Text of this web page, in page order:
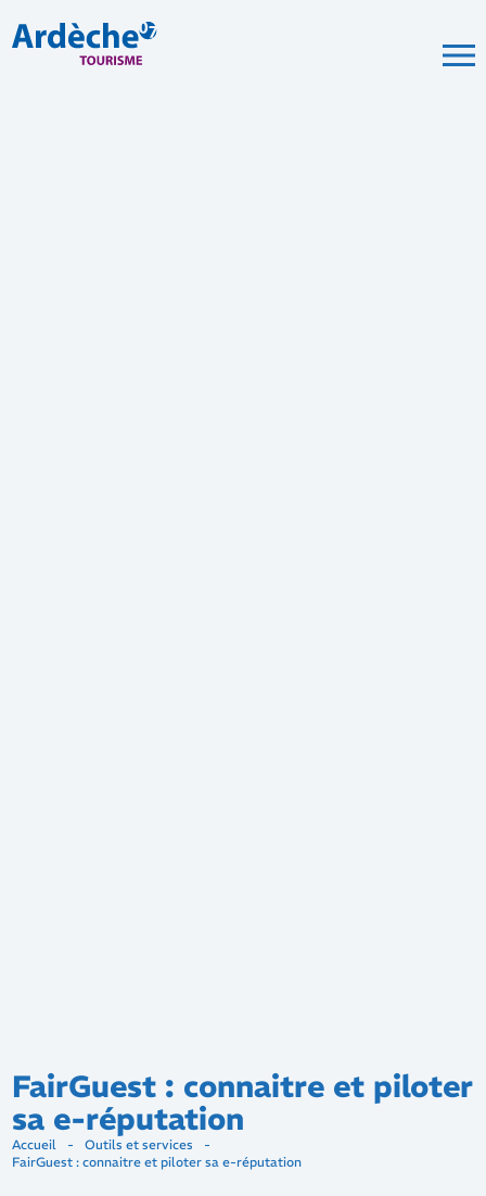
FairGuest : connaitre et piloter
sa e-réputation
Accueil - Outils et services
-
FairGuest : connaitre et piloter sa e-réputation